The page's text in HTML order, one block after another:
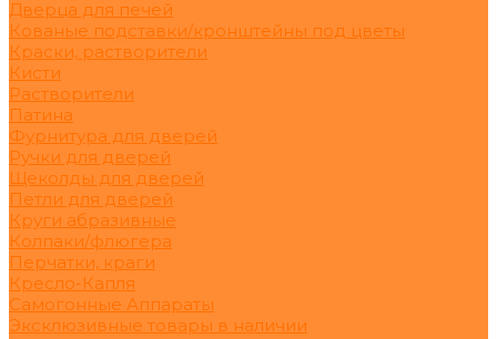
Дверца для печей
Кованые подставки/кронштейны под цветы
Краски, растворители
Кисти
Растворители
Патина
Фурнитура для дверей
Ручки для дверей
Щеколды для дверей
Петли для дверей
Круги абразивные
Колпаки/флюгера
Перчатки, краги
Кресло-Капля
Самогонные Аппараты
Эксклюзивные товары в наличии